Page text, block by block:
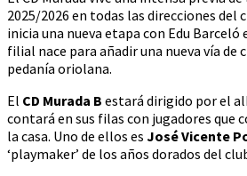
2025/2026 en todas las direcciones del
inicia una nueva etapa con Edu Barceló
filial nace para añadir una nueva vía de
pedanía oriolana.
El CD Murada B estará dirigido por el
contará en sus filas con jugadores que
la casa. Uno de ellos es José Vicente
‘playmaker’ de los años dorados del